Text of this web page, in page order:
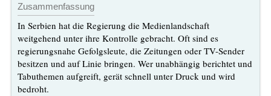
Zusammenfassung
In Serbien hat die Regierung die Medienlandschaft
weitgehend unter ihre Kontrolle gebracht. Oft sind es
regierungsnahe Gefolgsleute, die Zeitungen oder TV-Sender
besitzen und auf Linie bringen. Wer unabhängig berichtet und
Tabuthemen aufgreift, gerät schnell unter Druck und wird
bedroht.